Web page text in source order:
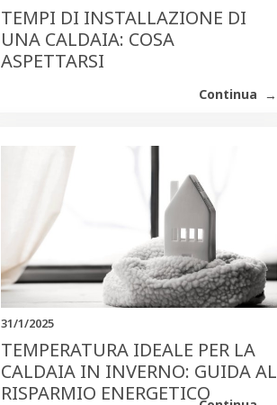
TEMPI DI INSTALLAZIONE DI
UNA CALDAIA: COSA
ASPETTARSI
Continua
31/1/2025
TEMPERATURA IDEALE PER LA
CALDAIA IN INVERNO: GUIDA AL
RISPARMIO ENERGETICO